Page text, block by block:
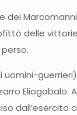
delle
Eliogabalo.